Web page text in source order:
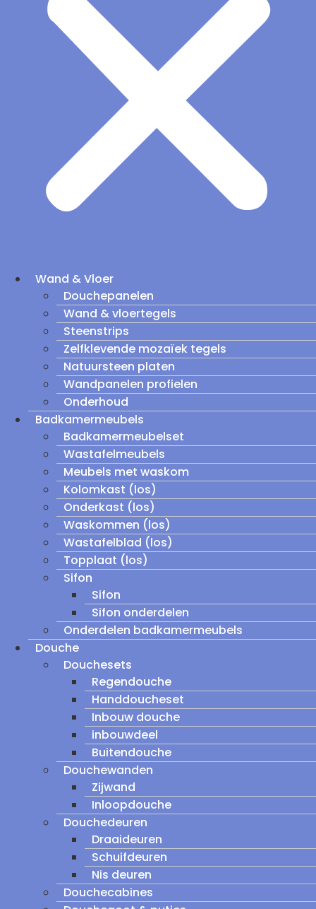
Wand & Vloer
Douchepanelen
Wand & vloertegels
Steenstrips
Zelfklevende mozaïek tegels
Natuursteen platen
Wandpanelen profielen
Onderhoud
Badkamermeubels
Badkamermeubelset
Wastafelmeubels
Meubels met waskom
Kolomkast (los)
Onderkast (los)
Waskommen (los)
Wastafelblad (los)
Topplaat (los)
Sifon
Sifon
Sifon onderdelen
Onderdelen badkamermeubels
Douche
Douchesets
Regendouche
Handdoucheset
Inbouw douche
inbouwdeel
Buitendouche
Douchewanden
Zijwand
Inloopdouche
Douchedeuren
Draaideuren
Schuifdeuren
Nis deuren
Douchecabines